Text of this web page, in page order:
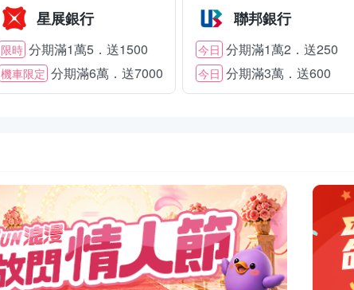
星展銀行
限時 分期滿1萬5．送1500
機車限定 分期滿6萬．送7000
聯邦銀行
今日 分期滿1萬2．送250
今日 分期滿3萬．送600